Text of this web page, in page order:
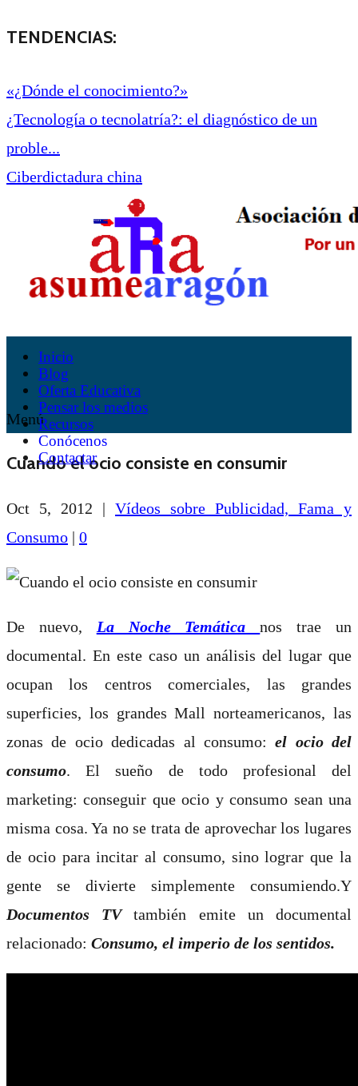
TENDENCIAS:
«¿Dónde el conocimiento?»
¿Tecnología o tecnolatría?: el diagnóstico de un
proble...
Ciberdictadura china
Inicio
Blog
Oferta Educativa
Pensar los medios
Recursos
Conócenos
Contactar
Menú
Cuando el ocio consiste en consumir
Oct 5, 2012 | Vídeos sobre Publicidad, Fama y
Consumo | 0
De nuevo, La Noche Temáticanos trae un
documental. En este caso un análisis del lugar que
ocupan los centros comerciales, las grandes
superficies, los grandes Mall norteamericanos, las
zonas de ocio dedicadas al consumo:el ocio del
consumo. El sueño de todo profesional del
marketing: conseguir que ocio y consumo sean una
misma cosa. Ya no se trata de aprovechar los lugares
de ocio para incitar al consumo, sino lograr que la
gente se divierte simplemente consumiendo.Y
Documentos TVtambién emite un documental
relacionado: Consumo, el imperio de los sentidos.